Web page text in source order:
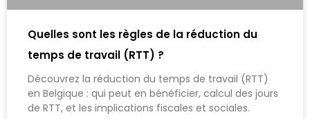
Quelles sont les règles de la réduction du
temps de travail (RTT) ?
Découvrez la réduction du temps de travail (RTT)
en Belgique : qui peut en bénéficier, calcul des jours
de RTT, et les implications fiscales et sociales.